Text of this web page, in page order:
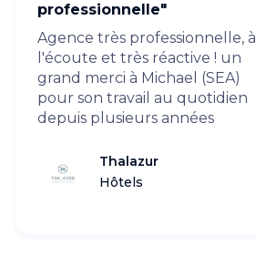
professionnelle"
Agence très professionnelle, à
l'écoute et très réactive ! un
grand merci à Michael (SEA)
pour son travail au quotidien
depuis plusieurs années
Thalazur
Hôtels